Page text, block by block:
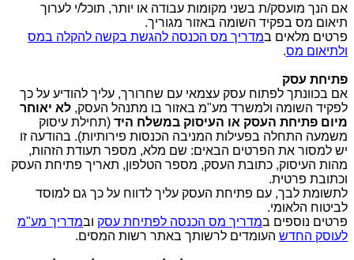
אם הנך מועסק/ת בשני מקומות עבודה או יותר, תוכל/י לערוך
תיאום מס בפקיד השומה באזור מגוריך.
פרטים מלאים במדריך מס הכנסה להגשת בקשה להקלה במס
ולתיאום מס.
פתיחת עסק
אם בכוונתך לפתוח עסק עצמאי עם שחרורך, עליך להודיע על כך
לפקיד השומה ולמשרד מע"מ באזור בו מתנהל העסק, לא יאוחר
מיום פתיחת העסק או העיסוק במשלח היד (תחילת עיסוק
משמעה התחלה בפעילות המניבה הכנסות פירותיות). בהודעה זו
יש למסור את הפרטים הבאים: שם מלא, מספר תעודת הזהות,
מהות העיסוק, כתובת העסק, מספר הטלפון, תאריך פתיחת העסק
וכתובת פרטית.
לתשומת לבך, עם פתיחת העסק עליך לדווח על כך גם למוסד
לביטוח הלאומי.
פרטים נוספים במדריך מס הכנסה לפתיחת עסק ובמדריך מע"מ
לעוסק החדש העומדים לרשותך באתר רשות המסים.